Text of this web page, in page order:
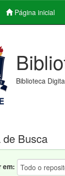
Página inicial
Biblioteca
de Busca
em: